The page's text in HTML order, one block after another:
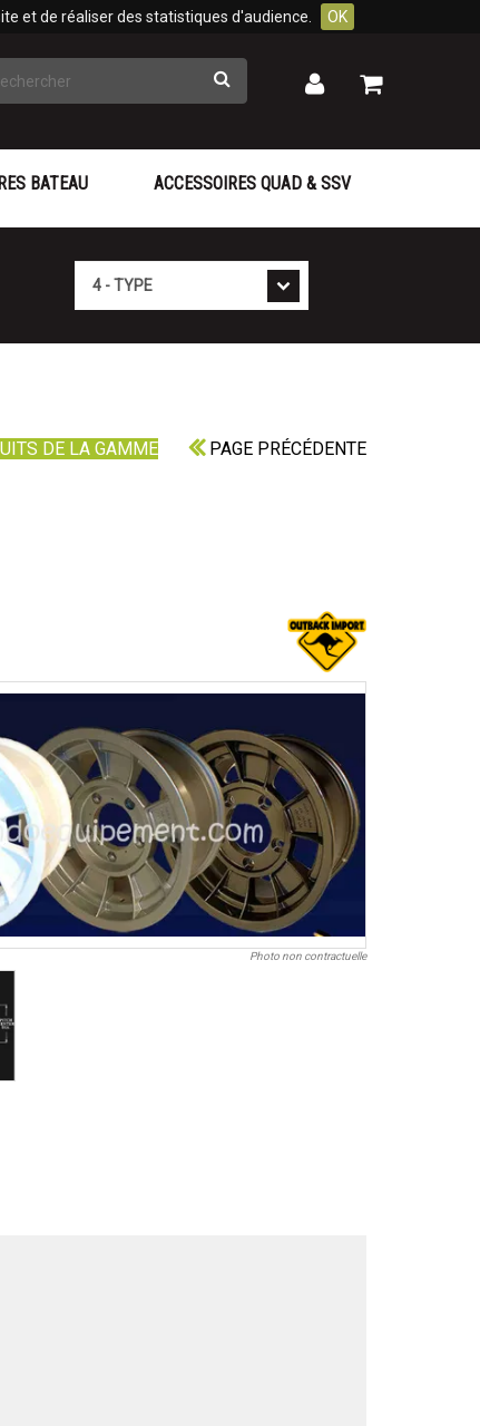
et de réaliser des statistiques d'audience. OK
Rechercher Mon
Mon
BATEAU ACCESSOIRES QUAD & SSV
DE LA GAMME PAGE PRÉCÉDENTE
Photo non contractuelle